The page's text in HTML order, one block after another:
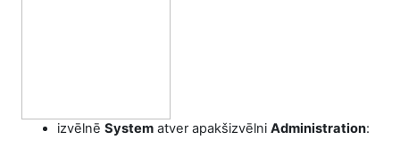
izvēlnē System atver apakšizvēlni Administration: